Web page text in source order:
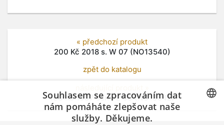
« předchozí produkt
200 Kč 2018 s. W 07 (NO13540)
zpět do katalogu
100 Kč 1997 série E 63 (NO13542)
Souhlasem se zpracováním dat
nám pomáháte zlepšovat naše
služby. Děkujeme.